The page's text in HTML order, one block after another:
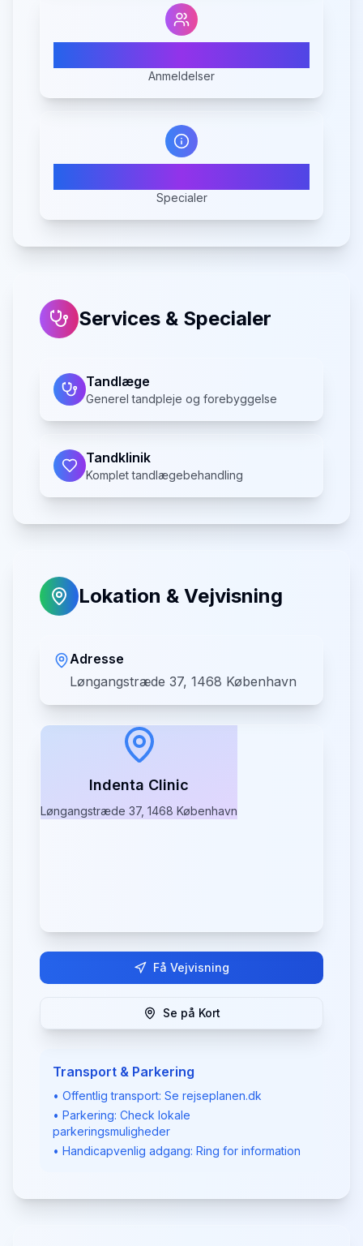
Anmeldelser
Specialer
Services & Specialer
Tandlæge
Generel tandpleje og forebyggelse
Tandklinik
Komplet tandlægebehandling
Lokation & Vejvisning
Adresse
Løngangstræde 37, 1468 København
Indenta Clinic
Løngangstræde 37, 1468 København
Få Vejvisning
Se på Kort
Transport & Parkering
• Offentlig transport: Se rejseplanen.dk
• Parkering: Check lokale
parkeringsmuligheder
• Handicapvenlig adgang: Ring for information